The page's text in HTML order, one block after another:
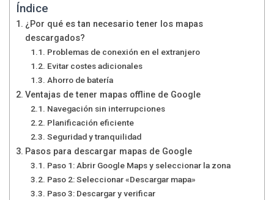
Índice
¿Por qué es tan necesario tener los mapas
descargados?
Problemas de conexión en el extranjero
Evitar costes adicionales
Ahorro de batería
Ventajas de tener mapas offline de Google
Navegación sin interrupciones
Planificación eficiente
Seguridad y tranquilidad
Pasos para descargar mapas de Google
Paso 1: Abrir Google Maps y seleccionar la zona
Paso 2: Seleccionar «Descargar mapa»
Paso 3: Descargar y verificar